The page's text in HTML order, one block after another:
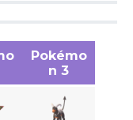
Pokémo
n 3